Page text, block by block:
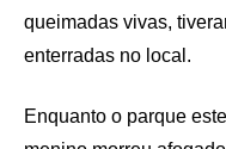
queimadas vivas,
enterradas no local.
Enquanto o parque